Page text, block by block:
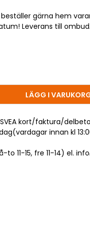
gärna hem
Leverans till
LÄGG I
kort/faktura/
innan kl
11-15, fre 11-14) el.